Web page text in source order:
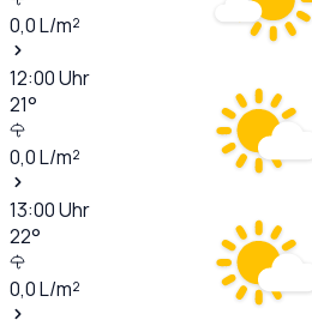
0,0L/m²
12:00Uhr
21°
0,0L/m²
13:00Uhr
22°
0,0L/m²